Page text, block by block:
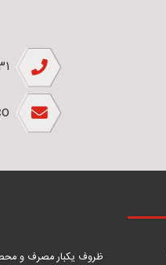
ظروف یکبار مصرف و